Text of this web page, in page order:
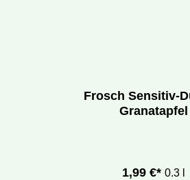
Frosch Sensitiv-
Granatapfel
1,99 €* 0.3 l